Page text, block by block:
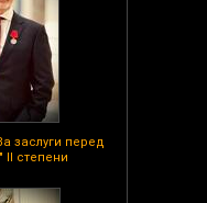
заслуги перед
II степени